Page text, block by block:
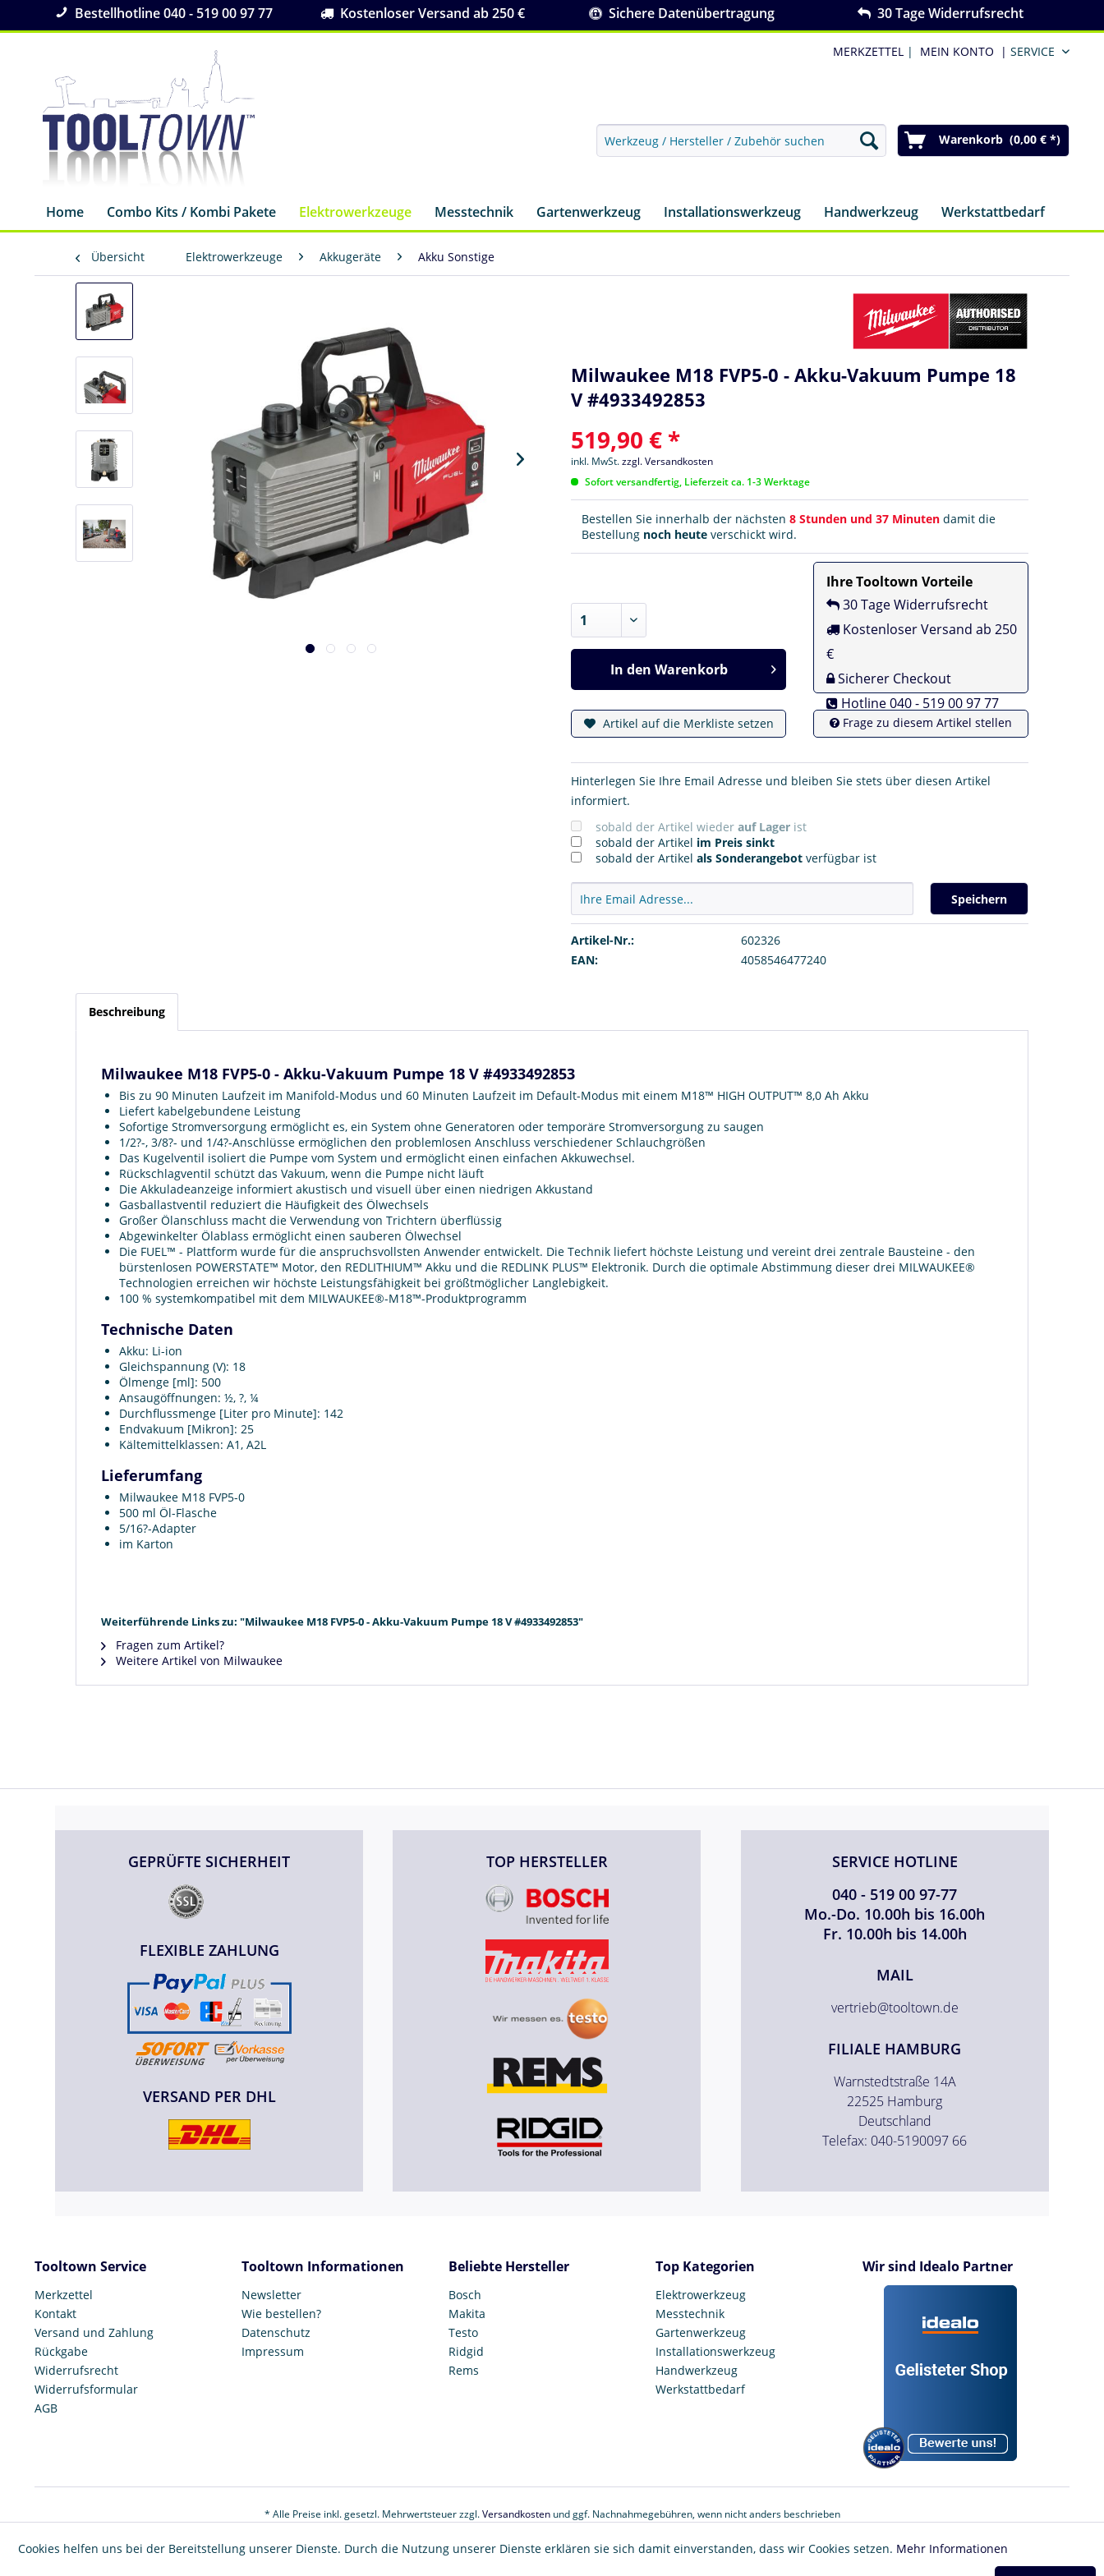
Bestellhotline 040 - 519 00 97 77 Kostenloser Versand ab 250 € Sichere Datenübertragung 30 Tage Widerrufsrecht
MERKZETTEL | MEIN KONTO | SERVICE
Warenkorb (0,00 € *)
Home Combo Kits / Kombi Pakete Elektrowerkzeuge Messtechnik Gartenwerkzeug Installationswerkzeug Handwerkzeug Werkstattbedarf
Übersicht Elektrowerkzeuge Akkugeräte Akku Sonstige
Milwaukee M18 FVP5-0 - Akku-Vakuum Pumpe 18
V #4933492853
519,90 € *
inkl. MwSt.zzgl. Versandkosten
Sofort versandfertig, Lieferzeit ca. 1-3 Werktage
Bestellen Sie innerhalb der nächsten8 Stunden und 37 Minutendamit die
Bestellung noch heute verschickt wird.
In den Warenkorb
Ihre Tooltown Vorteile
30 Tage Widerrufsrecht
Kostenloser Versand ab 250
€
Sicherer Checkout
Hotline 040 - 519 00 97 77
Artikel auf die Merkliste setzen Frage zu diesem Artikel stellen
Hinterlegen Sie Ihre Email Adresse und bleiben Sie stets über diesen Artikel
informiert.
sobald der Artikel wiederauf Lager ist
sobald der Artikel im Preis sinkt
sobald der Artikelals Sonderangebot verfügbar ist
Speichern
Artikel-Nr.:
602326
EAN:
4058546477240
Beschreibung
Milwaukee M18 FVP5-0 - Akku-Vakuum Pumpe 18 V #4933492853
Bis zu 90 Minuten Laufzeit im Manifold-Modus und 60 Minuten Laufzeit im Default-Modus mit einem M18™ HIGH OUTPUT™ 8,0 Ah Akku
Liefert kabelgebundene Leistung
Sofortige Stromversorgung ermöglicht es, ein System ohne Generatoren oder temporäre Stromversorgung zu saugen
1/2?-, 3/8?- und 1/4?-Anschlüsse ermöglichen den problemlosen Anschluss verschiedener Schlauchgrößen
Das Kugelventil isoliert die Pumpe vom System und ermöglicht einen einfachen Akkuwechsel.
Rückschlagventil schützt das Vakuum, wenn die Pumpe nicht läuft
Die Akkuladeanzeige informiert akustisch und visuell über einen niedrigen Akkustand
Gasballastventil reduziert die Häufigkeit des Ölwechsels
Großer Ölanschluss macht die Verwendung von Trichtern überflüssig
Abgewinkelter Ölablass ermöglicht einen sauberen Ölwechsel
Die FUEL™ - Plattform wurde für die anspruchsvollsten Anwender entwickelt. Die Technik liefert höchste Leistung und vereint drei zentrale Bausteine - den
bürstenlosen POWERSTATE™ Motor, den REDLITHIUM™ Akku und die REDLINK PLUS™ Elektronik. Durch die optimale Abstimmung dieser drei MILWAUKEE®
Technologien erreichen wir höchste Leistungsfähigkeit bei größtmöglicher Langlebigkeit.
100 % systemkompatibel mit dem MILWAUKEE®-M18™-Produktprogramm
Technische Daten
Akku: Li-ion
Gleichspannung (V): 18
Ölmenge [ml]: 500
Ansaugöffnungen: ½, ?, ¼
Durchflussmenge [Liter pro Minute]: 142
Endvakuum [Mikron]: 25
Kältemittelklassen: A1, A2L
Lieferumfang
Milwaukee M18 FVP5-0
500 ml Öl-Flasche
5/16?-Adapter
im Karton
Weiterführende Links zu: "Milwaukee M18 FVP5-0 - Akku-Vakuum Pumpe 18 V #4933492853"
Fragen zum Artikel?
Weitere Artikel von Milwaukee
GEPRÜFTE SICHERHEIT
FLEXIBLE ZAHLUNG
VERSAND PER DHL
TOP HERSTELLER
SERVICE HOTLINE
040 - 519 00 97-77
Mo.-Do. 10.00h bis 16.00h
Fr. 10.00h bis 14.00h
MAIL
vertrieb@tooltown.de
FILIALE HAMBURG
Warnstedtstraße 14A
22525 Hamburg
Deutschland
Telefax: 040-5190097 66
Tooltown Service
Merkzettel
Kontakt
Versand und Zahlung
Rückgabe
Widerrufsrecht
Widerrufsformular
AGB
Tooltown Informationen
Newsletter
Wie bestellen?
Datenschutz
Impressum
Beliebte Hersteller
Bosch
Makita
Testo
Ridgid
Rems
Top Kategorien
Elektrowerkzeug
Messtechnik
Gartenwerkzeug
Installationswerkzeug
Handwerkzeug
Werkstattbedarf
Wir sind Idealo Partner
* Alle Preise inkl. gesetzl. Mehrwertsteuer zzgl.Versandkostenund ggf. Nachnahmegebühren, wenn nicht anders beschrieben
© 2017 Tooltown GmbH
Cookies helfen uns bei der Bereitstellung unserer Dienste. Durch die Nutzung unserer Dienste erklären sie sich damit einverstanden, dass wir Cookies setzen. Mehr Informationen